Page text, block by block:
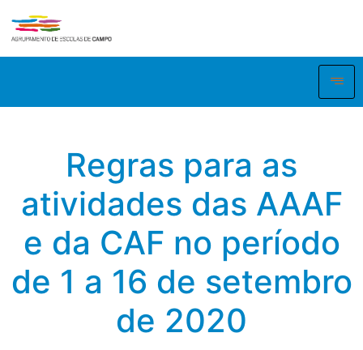
Regras para as
atividades das AAAF
e da CAF no período
de 1 a 16 de setembro
de 2020